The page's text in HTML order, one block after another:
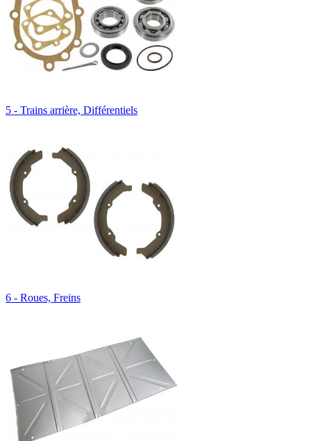
5 - Trains arrière, Différentiels
6 - Roues, Freins